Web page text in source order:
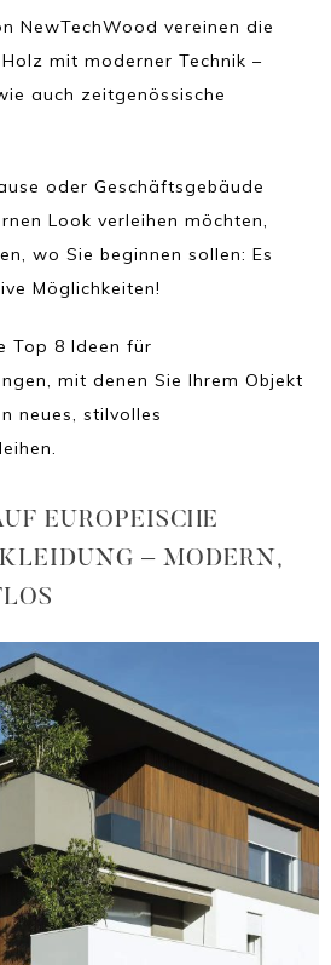
NewTechWood vereinen die
mit moderner Technik –
auch zeitgenössische
oder Geschäftsgebäude
Look verleihen möchten,
wo Sie beginnen sollen: Es
Möglichkeiten!
Top 8 Ideen für
mit denen Sie Ihrem Objekt
neues, stilvolles
EUROPEISCHE
– MODERN,